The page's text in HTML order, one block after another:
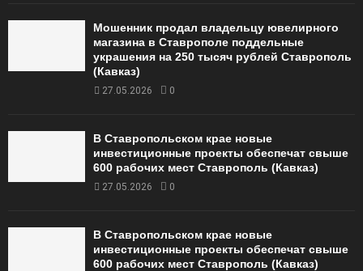
Мошенник продал владельцу ювелирного
магазина в Ставрополе поддельные
украшения на 250 тысяч рублей Ставрополь
(Кавказ)
27.05.2026 0
В Ставропольском крае новые
инвестиционные проекты обеспечат свыше
600 рабочих мест Ставрополь (Кавказ)
27.05.2026 0
В Ставропольском крае новые
инвестиционные проекты обеспечат свыше
600 рабочих мест Ставрополь (Кавказ)